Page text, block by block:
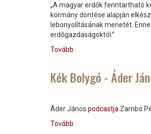
jövőjéért)
„A magyar erdők fenntartható
kormány döntése alapján
lebonyolításának menetét.
erdőgazdaságoktól.”
Tovább
válasz)
Kék Bolygó - Áder
Áder János podcastja Zambó
Tovább